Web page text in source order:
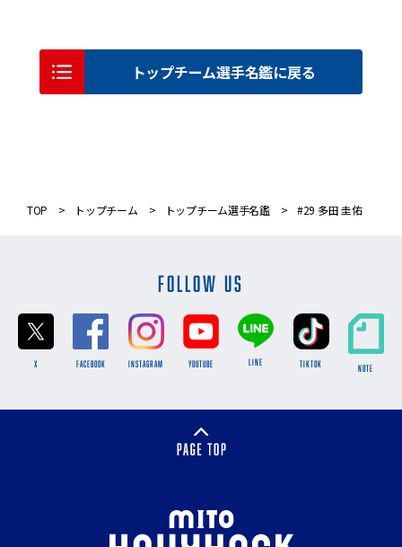
トップチーム選手名鑑に戻る
TOP トップチーム トップチーム選手名鑑 #29 多田 圭佑
FOLLOW US
X FACEBOOK INSTAGRAM YOUTUBE LINE TikTok NOTE